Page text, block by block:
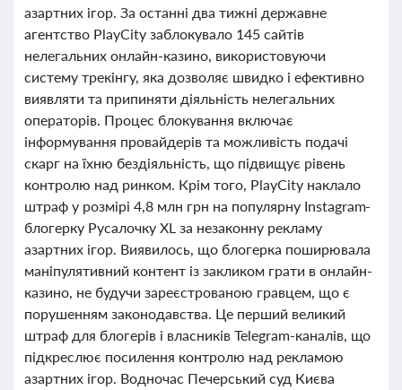
азартних ігор. За останні два тижні державне
агентство PlayCity заблокувало 145 сайтів
нелегальних онлайн-казино, використовуючи
систему трекінгу, яка дозволяє швидко і ефективно
виявляти та припиняти діяльність нелегальних
операторів. Процес блокування включає
інформування провайдерів та можливість подачі
скарг на їхню бездіяльність, що підвищує рівень
контролю над ринком. Крім того, PlayCity наклало
штраф у розмірі 4,8 млн грн на популярну Instagram-
блогерку Русалочку XL за незаконну рекламу
азартних ігор. Виявилось, що блогерка поширювала
маніпулятивний контент із закликом грати в онлайн-
казино, не будучи зареєстрованою гравцем, що є
порушенням законодавства. Це перший великий
штраф для блогерів і власників Telegram-каналів, що
підкреслює посилення контролю над рекламою
азартних ігор. Водночас Печерський суд Києва